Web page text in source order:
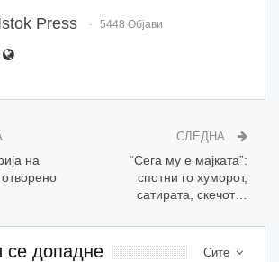
Press 5448 Објави
на
СЛЕДНА
“Сега му е мајката”:
спотни го хуморот,
сатирата, скечот…
Сите
се допадне